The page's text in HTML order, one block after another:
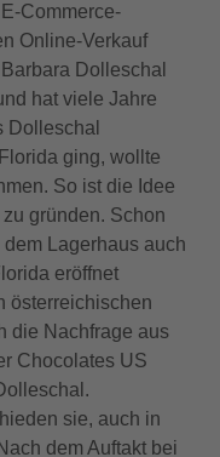
Commerce-
Online-Verkauf
Dolleschal
hat viele Jahre
Dolleschal
ging, wollte
So ist die Idee
gründen. Schon
Lagerhaus auch
eröffnet
österreichischen
die Nachfrage aus
Chocolates US
sie, auch in
dem Auftakt bei